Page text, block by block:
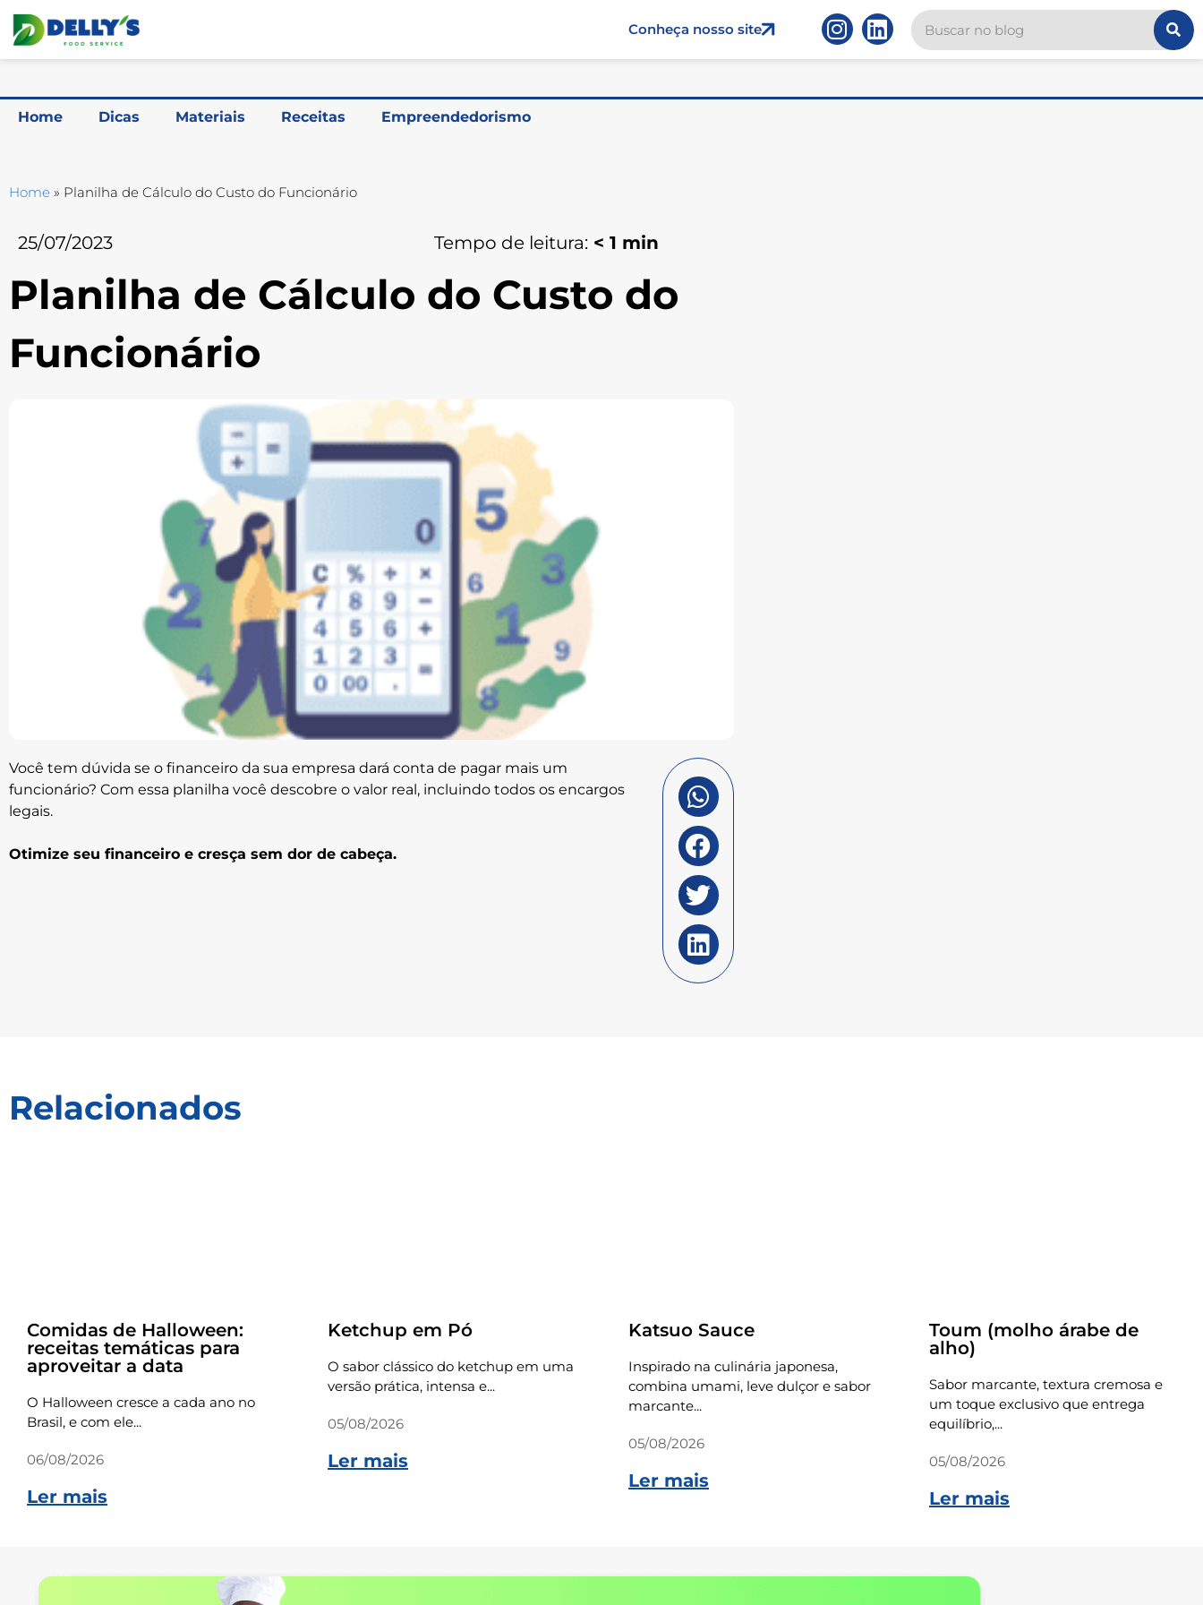
Conheça nosso site
Home Dicas Materiais Receitas Empreendedorismo
Home » Planilha de Cálculo do Custo do Funcionário
25/07/2023 Tempo de leitura: < 1 min
Planilha de Cálculo do Custo do
Funcionário
Você tem dúvida se o financeiro da sua empresa dará conta de pagar mais um
funcionário? Com essa planilha você descobre o valor real, incluindo todos os encargos
legais.
Otimize seu financeiro e cresça sem dor de cabeça.
Relacionados
Comidas de Halloween:
receitas temáticas para
aproveitar a data
O Halloween cresce a cada ano no
Brasil, e com ele...
06/08/2026
Ler mais
Ketchup em Pó
O sabor clássico do ketchup em uma
versão prática, intensa e...
05/08/2026
Ler mais
Katsuo Sauce
Inspirado na culinária japonesa,
combina umami, leve dulçor e sabor
marcante...
05/08/2026
Ler mais
Toum (molho árabe de
alho)
Sabor marcante, textura cremosa e
um toque exclusivo que entrega
equilíbrio,...
05/08/2026
Ler mais